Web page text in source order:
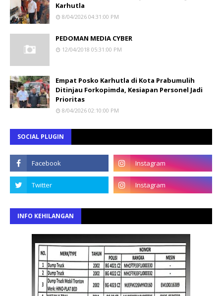
Karhutla
8/04/2026 04:31:00 PM
PEDOMAN MEDIA CYBER
12/04/2018 05:31:00 PM
Empat Posko Karhutla di Kota Prabumulih
Ditinjau Forkopimda, Kesiapan Personel Jadi
Prioritas
8/04/2026 02:10:00 PM
SOCIAL PLUGIN
INFO KEHILANGAN